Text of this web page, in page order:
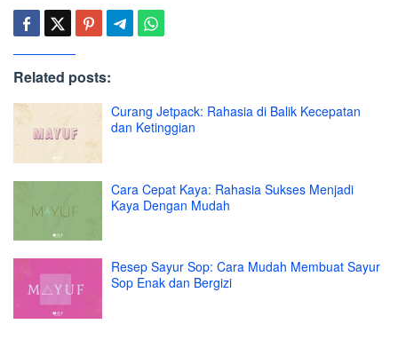
Related posts:
Curang Jetpack: Rahasia di Balik Kecepatan
dan Ketinggian
Cara Cepat Kaya: Rahasia Sukses Menjadi
Kaya Dengan Mudah
Resep Sayur Sop: Cara Mudah Membuat Sayur
Sop Enak dan Bergizi